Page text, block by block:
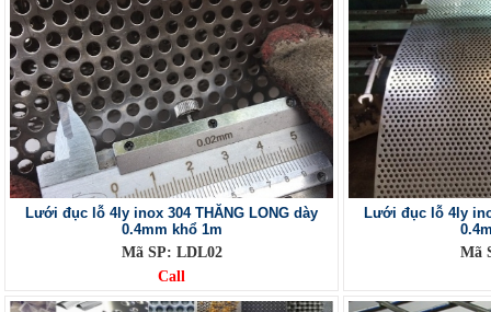
Lưới đục lỗ 4ly inox 304 THĂNG LONG dày
0.4mm khổ 1m
Mã SP: LDL02
Call
Lưới đục lỗ 4ly
Mã